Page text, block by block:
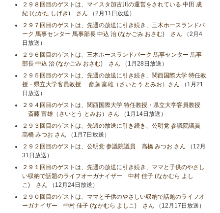
２９８回目のゲストは、マイスタ加古川の運営をされている 中田 成
紀 (なかた しげき) さん （2月11日放送）
２９７回目のゲストは、先週の放送に引き続き、三木ホースランドパ
ーク 馬事センター 馬事部長 中込 治 (なかごみ おさむ) さん （2月4
日放送）
２９６回目のゲストは、三木ホースランドパーク 馬事センター 馬事
部長 中込 治 (なかごみ おさむ) さん （1月28日放送）
２９５回目のゲストは、先週の放送に引き続き、関西国際大学 特任教
授・県立大学客員教授 斎藤 富雄（さいとう とみお）さん （1月21
日放送）
２９４回目のゲストは、関西国際大学 特任教授・県立大学客員教授
斎藤 富雄（さいとう とみお）さん （1月14日放送）
２９３回目のゲストは、先週の放送に引き続き、公明党 参議院議員
高橋 みつお さん （1月7日放送）
２９２回目のゲストは、公明党 参議院議員 高橋 みつお さん （12月
31日放送）
２９１回目のゲストは、先週の放送に引き続き、ママと子供のやさし
い収納で話題のライフオーガナイザー 中村 佳子 (なかむら よし
こ) さん （12月24日放送）
２９０回目のゲストは、ママと子供のやさしい収納で話題のライフオ
ーガナイザー 中村 佳子 (なかむら よしこ) さん （12月17日放送）